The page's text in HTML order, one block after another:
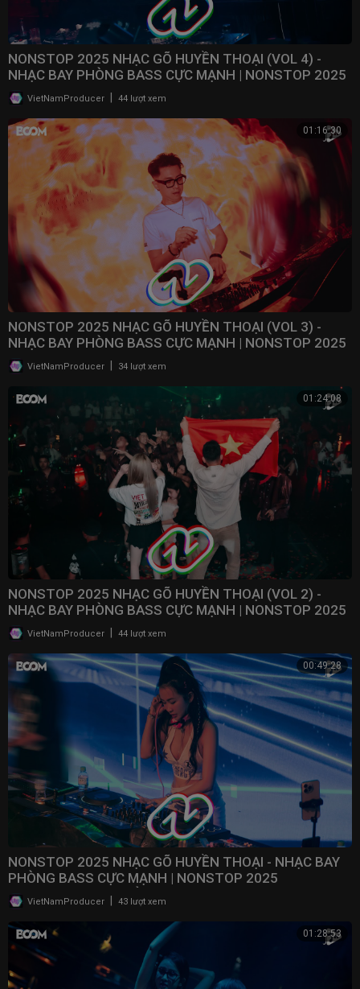
NONSTOP 2025 NHẠC GÕ HUYỀN THOẠI (VOL 4) -
NHẠC BAY PHÒNG BASS CỰC MẠNH | NONSTOP 2025
VINAHOUSE
VietNamProducer 44 lượt xem
01:16:30
NONSTOP 2025 NHẠC GÕ HUYỀN THOẠI (VOL 3) -
NHẠC BAY PHÒNG BASS CỰC MẠNH | NONSTOP 2025
VINAHOUSE
VietNamProducer | 34 lượt xem
01:24:08
NONSTOP 2025 NHẠC GÕ HUYỀN THOẠI (VOL 2) -
NHẠC BAY PHÒNG BASS CỰC MẠNH | NONSTOP 2025
VINAHOUSE
VietNamProducer 44 lượt xem
00:49:28
NONSTOP 2025 NHẠC GÕ HUYỀN THOẠI - NHẠC BAY
PHÒNG BASS CỰC MẠNH | NONSTOP 2025
VINAHOUSE BAY PHÒNG
VietNamProducer 43 lượt xem
01:28:53